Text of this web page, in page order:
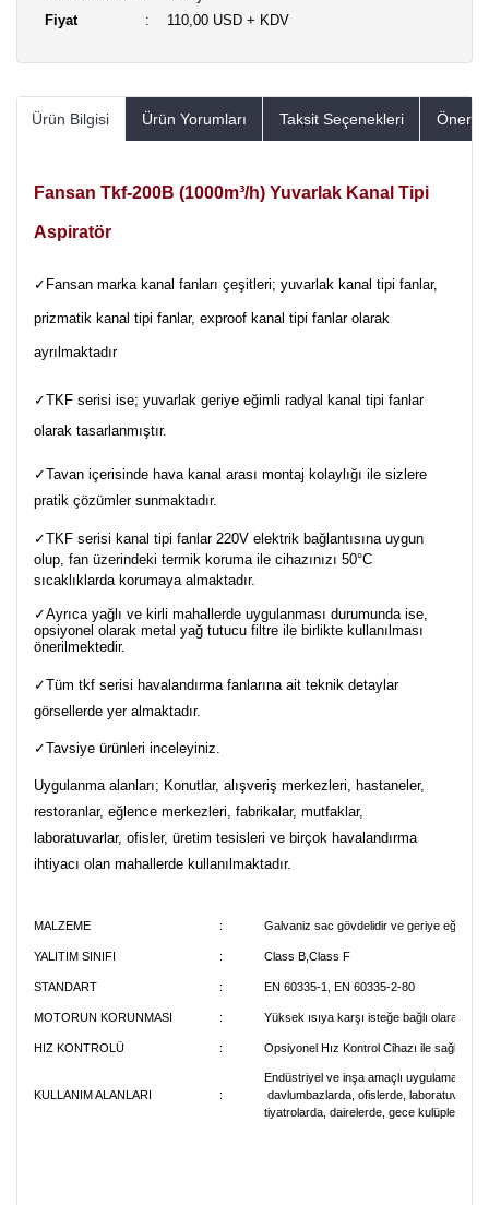
Fiyat
110,00 USD + KDV
Ürün Bilgisi Ürün Yorumları Taksit Seçenekleri
Fansan Tkf-200B (1000m³/h) Yuvarlak Kanal Tipi
Aspiratör
✓Fansan marka kanal fanları çeşitleri; yuvarlak kanal tipi fanlar,
prizmatik kanal tipi fanlar, exproof kanal tipi fanlar olarak
ayrılmaktadır
✓TKF serisi ise; yuvarlak geriye eğimli radyal kanal tipi fanlar
olarak tasarlanmıştır.
✓Tavan içerisinde hava kanal arası montaj kolaylığı ile sizlere
pratik çözümler sunmaktadır.
✓TKF serisi kanal tipi fanlar 220V elektrik bağlantısına uygun
olup, fan üzerindeki termik koruma ile cihazınızı 50°C
sıcaklıklarda korumaya almaktadır.
✓Ayrıca yağlı ve kirli mahallerde uygulanması durumunda ise,
opsiyonel olarak metal yağ tutucu filtre ile birlikte kullanılması
önerilmektedir.
✓Tüm tkf serisi havalandırma fanlarına ait teknik detaylar
görsellerde yer almaktadır.
✓Tavsiye ürünleri inceleyiniz.
Uygulanma alanları; Konutlar, alışveriş merkezleri, hastaneler,
restoranlar, eğlence merkezleri, fabrikalar, mutfaklar,
laboratuvarlar, ofisler, üretim tesisleri ve birçok havalandırma
ihtiyacı olan mahallerde kullanılmaktadır.
MALZEME : Galvaniz sac gövdelidir ve geriye eğimli
YALITIM SINIFI : Class B,Class F
STANDART : EN 60335-1, EN 60335-2-80
MOTORUN KORUNMASI : Yüksek ısıya karşı isteğe bağlı olarak
HIZ KONTROLÜ : Opsiyonel Hız Kontrol Cihazı ile
KULLANIM ALANLARI :
Endüstriyel ve inşa amaçlı
davlumbazlarda, ofislerde,
tiyatrolarda, dairelerde, gece kulüplerinde